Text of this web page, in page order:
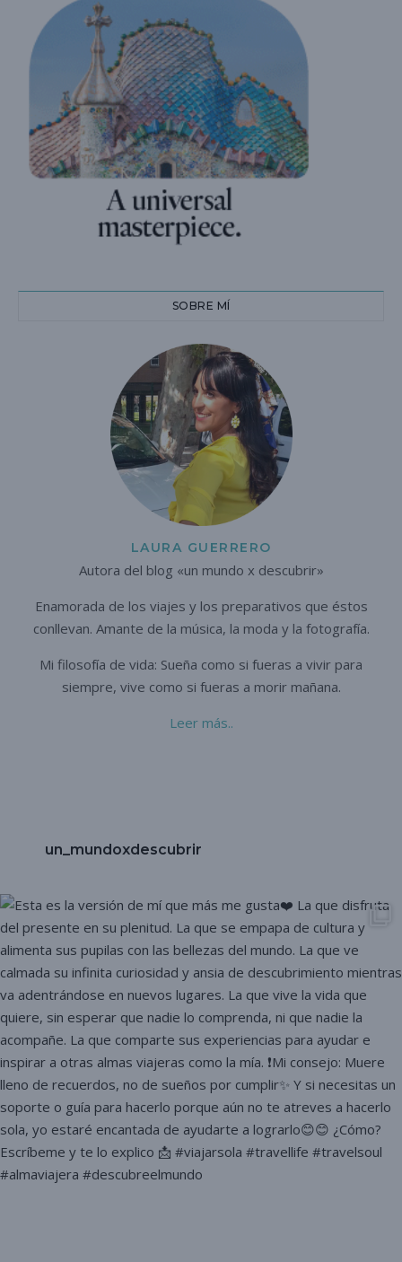
SOBRE MÍ
LAURA GUERRERO
Autora del blog «un mundo x descubrir»
Enamorada de los viajes y los preparativos que éstos
conllevan. Amante de la música, la moda y la fotografía.
Mi filosofía de vida: Sueña como si fueras a vivir para
siempre, vive como si fueras a morir mañana.
Leer más..
un_mundoxdescubrir